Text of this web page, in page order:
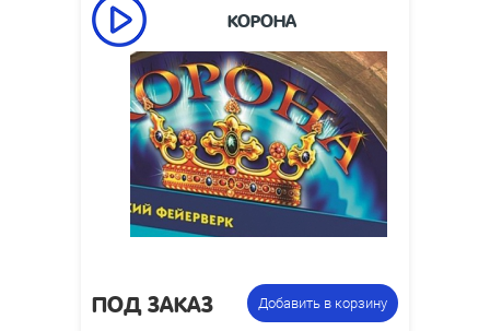
КОРОНА
Время работы,
50
Высота пламени,
1
Размеры
упаковки, мм:
160 x 317 x 107
Цена указана за
Фонтан
веерный
ПОД ЗАКАЗ Добавить в корзину